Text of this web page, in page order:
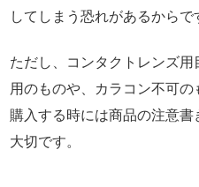
してしまう恐れがあるからで
ただし、コンタクトレンズ
用のものや、カラコン不可
購入する時には商品の注意
大切です。